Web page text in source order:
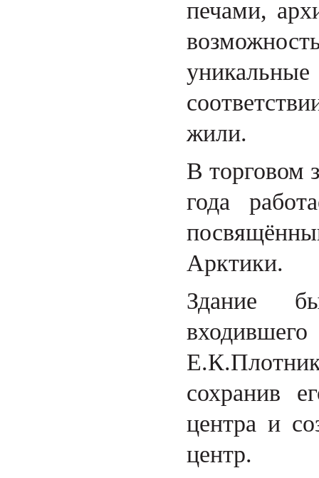
печами,
жили.
В торговом
года
Арктики.
Здание
сохранив
центра и
центр.